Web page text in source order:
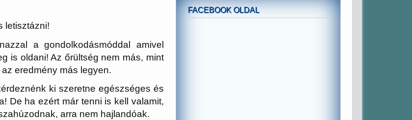
letisztázni!
a gondolkodásmóddal amivel
is oldani! Az őrültség nem más, mint
eredmény más legyen.
ki szeretne egészséges és
De ha ezért már tenni is kell valamit,
arra nem hajlandóak.
FACEBOOK OLDAL